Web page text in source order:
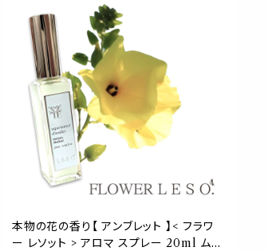
本物の花の香り【 アンブレット 】< フラワ
ー レソット > アロマ スプレー 20ml ムス